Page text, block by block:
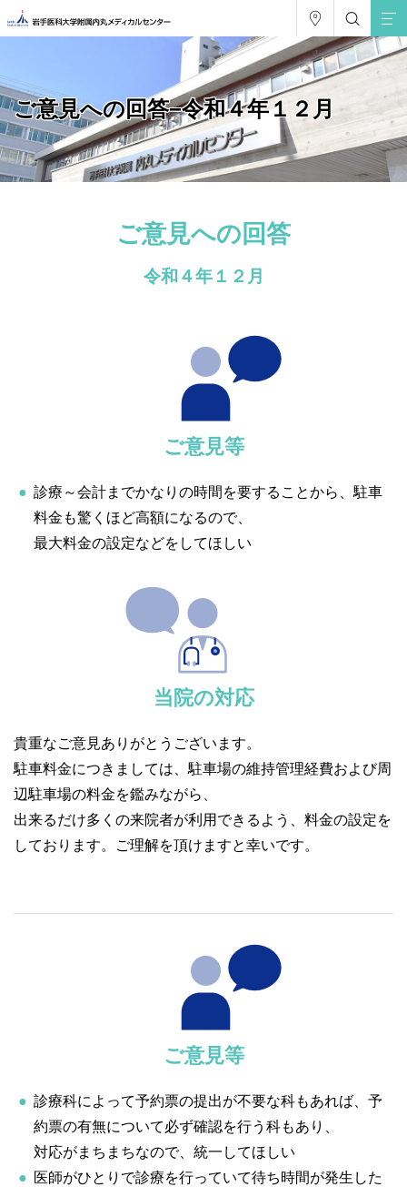
ご意見への回答−令和４年１２月
ご意見への回答
令和４年１２月
ご意見等
診療～会計までかなりの時間を要することから、駐車
料金も驚くほど高額になるので、
最大料金の設定などをしてほしい
当院の対応
貴重なご意見ありがとうございます。
駐車料金につきましては、駐車場の維持管理経費および周
辺駐車場の料金を鑑みながら、
出来るだけ多くの来院者が利用できるよう、料金の設定を
しております。ご理解を頂けますと幸いです。
ご意見等
診療科によって予約票の提出が不要な科もあれば、予
約票の有無について必ず確認を行う科もあり、
対応がまちまちなので、統一してほしい
医師がひとりで診療を行っていて待ち時間が発生した